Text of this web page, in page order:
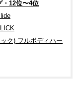
12位〜4位
ク) フルボディハー